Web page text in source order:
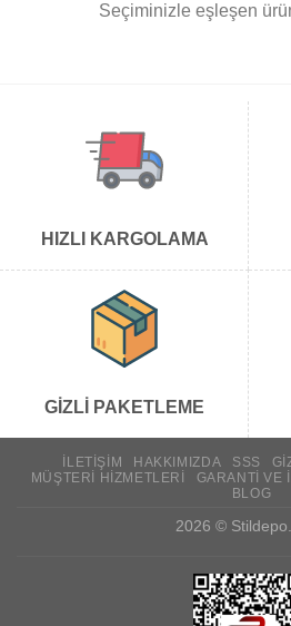
Seçiminizle eşleşen
HIZLI KARGOLAMA
GİZLİ PAKETLEME
İLETIŞIM HAKKIMIZDA SSS
MÜŞTERI HIZMETLERI
GARANTI VE
BLOG
2026 ©